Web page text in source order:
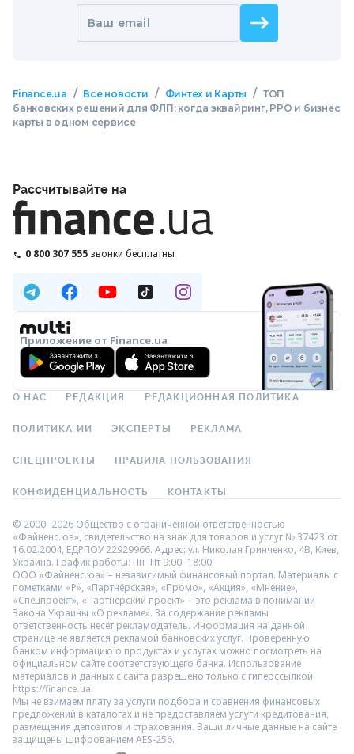
Ваш email
Finance.ua / Все новости / Финтех и Карты / ТОП
банковских решений для ФЛП: когда эквайринг, РРО и бизнес
карты в одном сервисе
Рассчитывайте на
0 800 307 555 звонки бесплатны
Приложение от Finance.ua
О НАС РЕДАКЦИЯ РЕДАКЦИОННАЯ ПОЛИТИКА
ПОЛИТИКА ИИ ЭКСПЕРТЫ РЕКЛАМА
СПЕЦПРОЕКТЫ ПРАВИЛА ПОЛЬЗОВАНИЯ
КОНФИДЕНЦИАЛЬНОСТЬ КОНТАКТЫ
© 2000–2026 Общество с ограниченной ответственностью
«Файненс.юа», свидетельство на знак для товаров и услуг № 37423 от
16.02.2004, ЕДРПОУ 22929966. Адрес: ул. Николая Гринченко, 4В, Киев,
Украина. График работы: Пн–Пт 9:00–18:00.
ООО «Файненс.юа» – независимый финансовый портал. Материалы с
пометками «Р», «Партнёрская», «Промо», «Акция», «Мнение»,
«Спецпроект», «Партнёрский проект» – это реклама в понимании
Закона Украины «О рекламе». За содержание рекламы
ответственность несёт рекламодатель. Информация на данной
странице не является рекламой банковских услуг. Проверенную
банком информацию о продуктах и услугах можно посмотреть на
официальном сайте соответствующего банка. Использование
материалов и данных с сайта разрешено только с гиперссылкой
https://finance.ua.
Мы не взимаем плату за услуги подбора и сравнения финансовых
предложений в каталогах и не предоставляем услуги кредитования,
размещения депозитов и страхования. Ваши личные данные на сайте
защищены шифрованием AES-256.